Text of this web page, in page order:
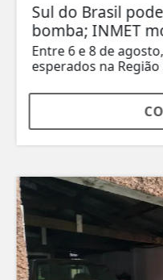
Sul do Brasil
bomba; INMET
Entre 6 e 8 de
esperados na Região